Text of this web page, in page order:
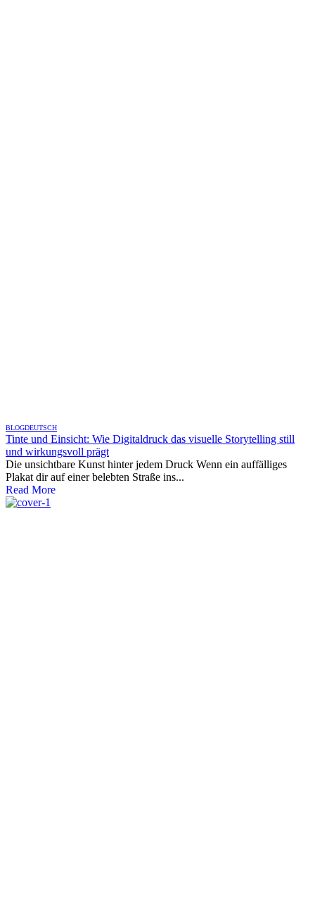
BLOGDEUTSCH
Tinte und Einsicht: Wie Digitaldruck das visuelle Storytelling still
und wirkungsvoll prägt
Die unsichtbare Kunst hinter jedem Druck Wenn ein auffälliges
Plakat dir auf einer belebten Straße ins...
Read More